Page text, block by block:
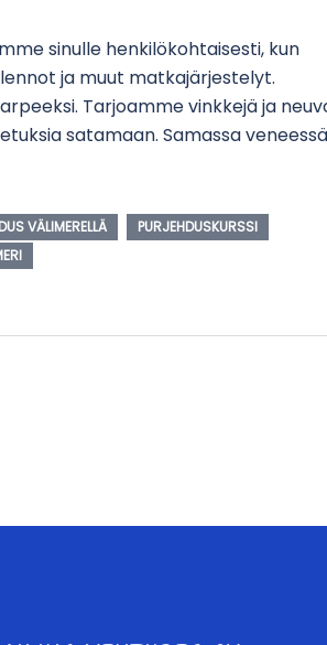
sinulle henkilökohtaisesti, kun
ja muut matkajärjestelyt.
Tarjoamme vinkkejä ja
satamaan. Samassa veneessä
VÄLIMERELLÄ
PURJEHDUSKURSSI